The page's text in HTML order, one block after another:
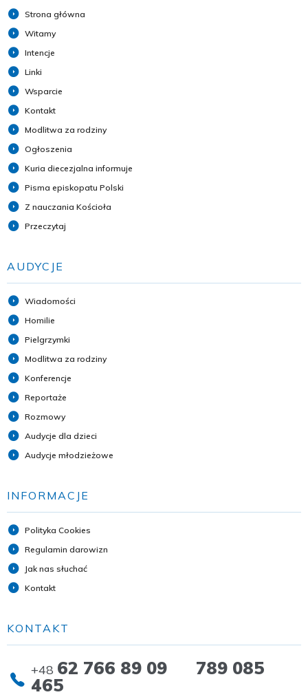
Strona główna
Witamy
Intencje
Linki
Wsparcie
Kontakt
Modlitwa za rodziny
Ogłoszenia
Kuria diecezjalna informuje
Pisma episkopatu Polski
Z nauczania Kościoła
Przeczytaj
AUDYCJE
Wiadomości
Homilie
Pielgrzymki
Modlitwa za rodziny
Konferencje
Reportaże
Rozmowy
Audycje dla dzieci
Audycje młodzieżowe
INFORMACJE
Polityka Cookies
Regulamin darowizn
Jak nas słuchać
Kontakt
KONTAKT
+48 62 766 89 09 789 085
465